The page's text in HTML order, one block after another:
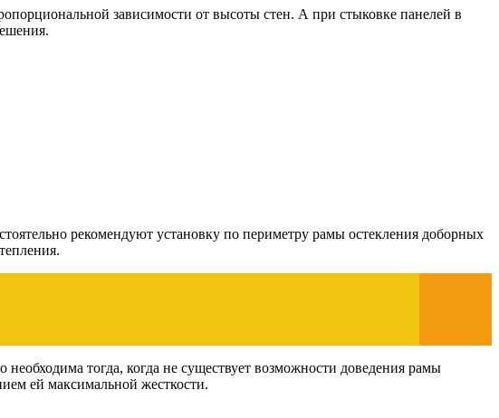
зависимости от высоты стен. А при стыковке панелей в
рекомендуют установку по периметру рамы остекления доборных
тогда, когда не существует возможности доведения рамы
ей максимальной жесткости.